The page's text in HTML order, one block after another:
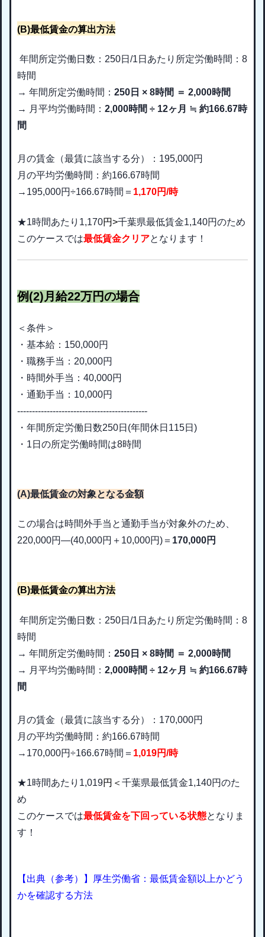
(B)最低賃金の算出方法
年間所定労働日数：250日/1日あたり所定労働時間：8
時間
→ 年間所定労働時間：250日 × 8時間 ＝ 2,000時間
→ 月平均労働時間：2,000時間 ÷ 12ヶ月 ≒ 約166.67時
間
月の賃金（最賃に該当する分）：195,000円
月の平均労働時間：約166.67時間
→195,000円÷166.67時間＝ 1,170円/時
★1時間あたり1,170円>千葉県最低賃金1,140円のため
このケースでは最低賃金クリアとなります！
例(2)月給22万円の場合
＜条件＞
・基本給：150,000円
・職務手当：20,000円
・時間外手当：40,000円
・通勤手当：10,000円
--------------------------------------------
・年間所定労働日数250日(年間休日115日)
・1日の所定労働時間は8時間
(A)最低賃金の対象となる金額
この場合は時間外手当と通勤手当が対象外のため、
220,000円―(40,000円＋10,000円) ＝ 170,000円
(B)最低賃金の算出方法
年間所定労働日数：250日/1日あたり所定労働時間：8
時間
→ 年間所定労働時間：250日 × 8時間 ＝ 2,000時間
→ 月平均労働時間：2,000時間 ÷ 12ヶ月 ≒ 約166.67時
間
月の賃金（最賃に該当する分）：170,000円
月の平均労働時間：約166.67時間
→170,000円÷166.67時間＝ 1,019円/時
★1時間あたり1,019円＜千葉県最低賃金1,140円のた
め
このケースでは最低賃金を下回っている状態となりま
す！
【出典（参考）】厚生労働省：最低賃金額以上かどう
かを確認する方法